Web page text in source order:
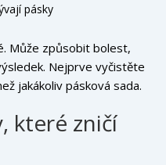
pásky
Může způsobit bolest,
Nejprve vyčistěte
jakákoliv pásková sada.
které zničí